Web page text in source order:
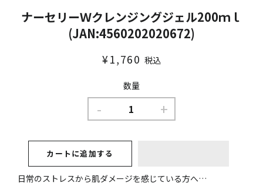
ナーセリーＷクレンジングジェル200ｍｌ
(JAN:4560202020672)
通
販
¥1,760 税込
数量
- +
カートに追加する
日常のストレスから肌ダメージを感じている方へ…